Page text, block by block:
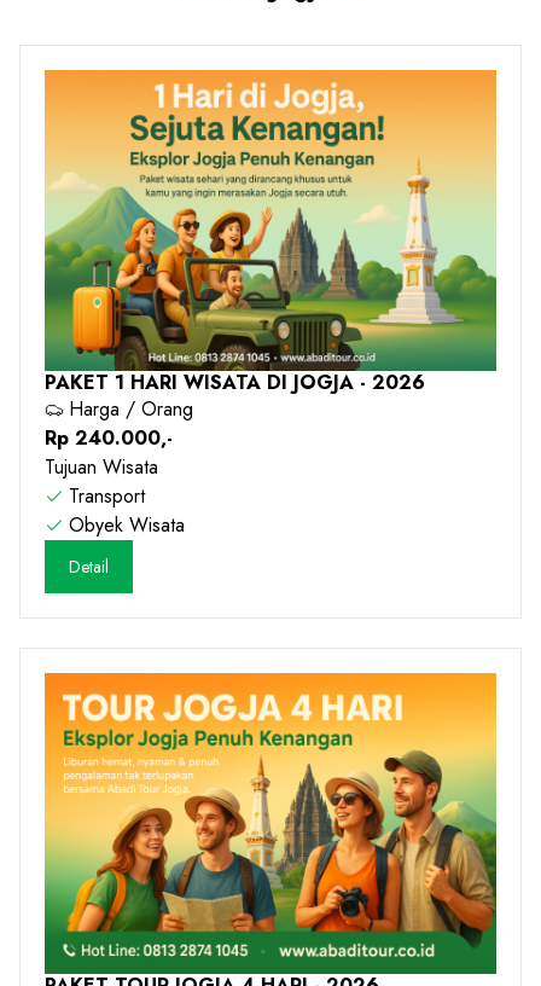
PAKET 1 HARI WISATA DI JOGJA - 2026
Harga / Orang
Rp 240.000,-
Tujuan Wisata
Transport
Obyek Wisata
Detail